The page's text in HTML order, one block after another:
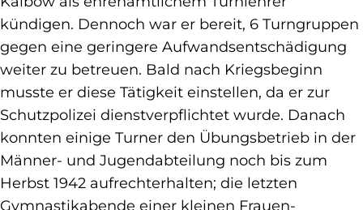
kündigen. Dennoch war er bereit, 6 Turngruppen
gegen eine geringere Aufwandsentschädigung
weiter zu betreuen. Bald nach Kriegsbeginn
musste er diese Tätigkeit einstellen, da er zur
Schutzpolizei dienstverpflichtet wurde. Danach
konnten einige Turner den Übungsbetrieb in der
Männer- und Jugendabteilung noch bis zum
Herbst 1942 aufrechterhalten; die letzten
Gymnastikabende einer kleinen Frauen-